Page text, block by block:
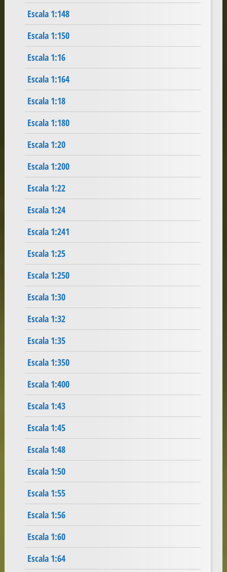
Escala 1:148
Escala 1:150
Escala 1:16
Escala 1:164
Escala 1:18
Escala 1:180
Escala 1:20
Escala 1:200
Escala 1:22
Escala 1:24
Escala 1:241
Escala 1:25
Escala 1:250
Escala 1:30
Escala 1:32
Escala 1:35
Escala 1:350
Escala 1:400
Escala 1:43
Escala 1:45
Escala 1:48
Escala 1:50
Escala 1:55
Escala 1:56
Escala 1:60
Escala 1:64